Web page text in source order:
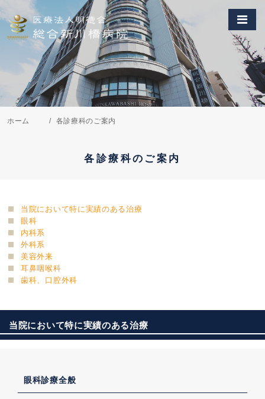
ホーム 各診療科のご案内
各診療科のご案内
当院において特に実績のある治療
眼科
内科系
外科系
美容外来
耳鼻咽喉科
歯科、口腔外科
当院において特に実績のある治療
眼科診療全般